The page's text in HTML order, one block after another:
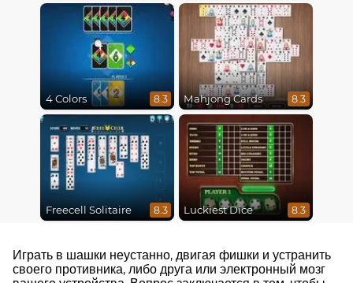
4 Colors 8.3 Mahjong Cards 8.3
Freecell Solitaire 8.3 Luckiest Dice 8.3
Играть в шашки неустанно, двигая фишки и устранить
своего противника, либо друга или электронный мозг